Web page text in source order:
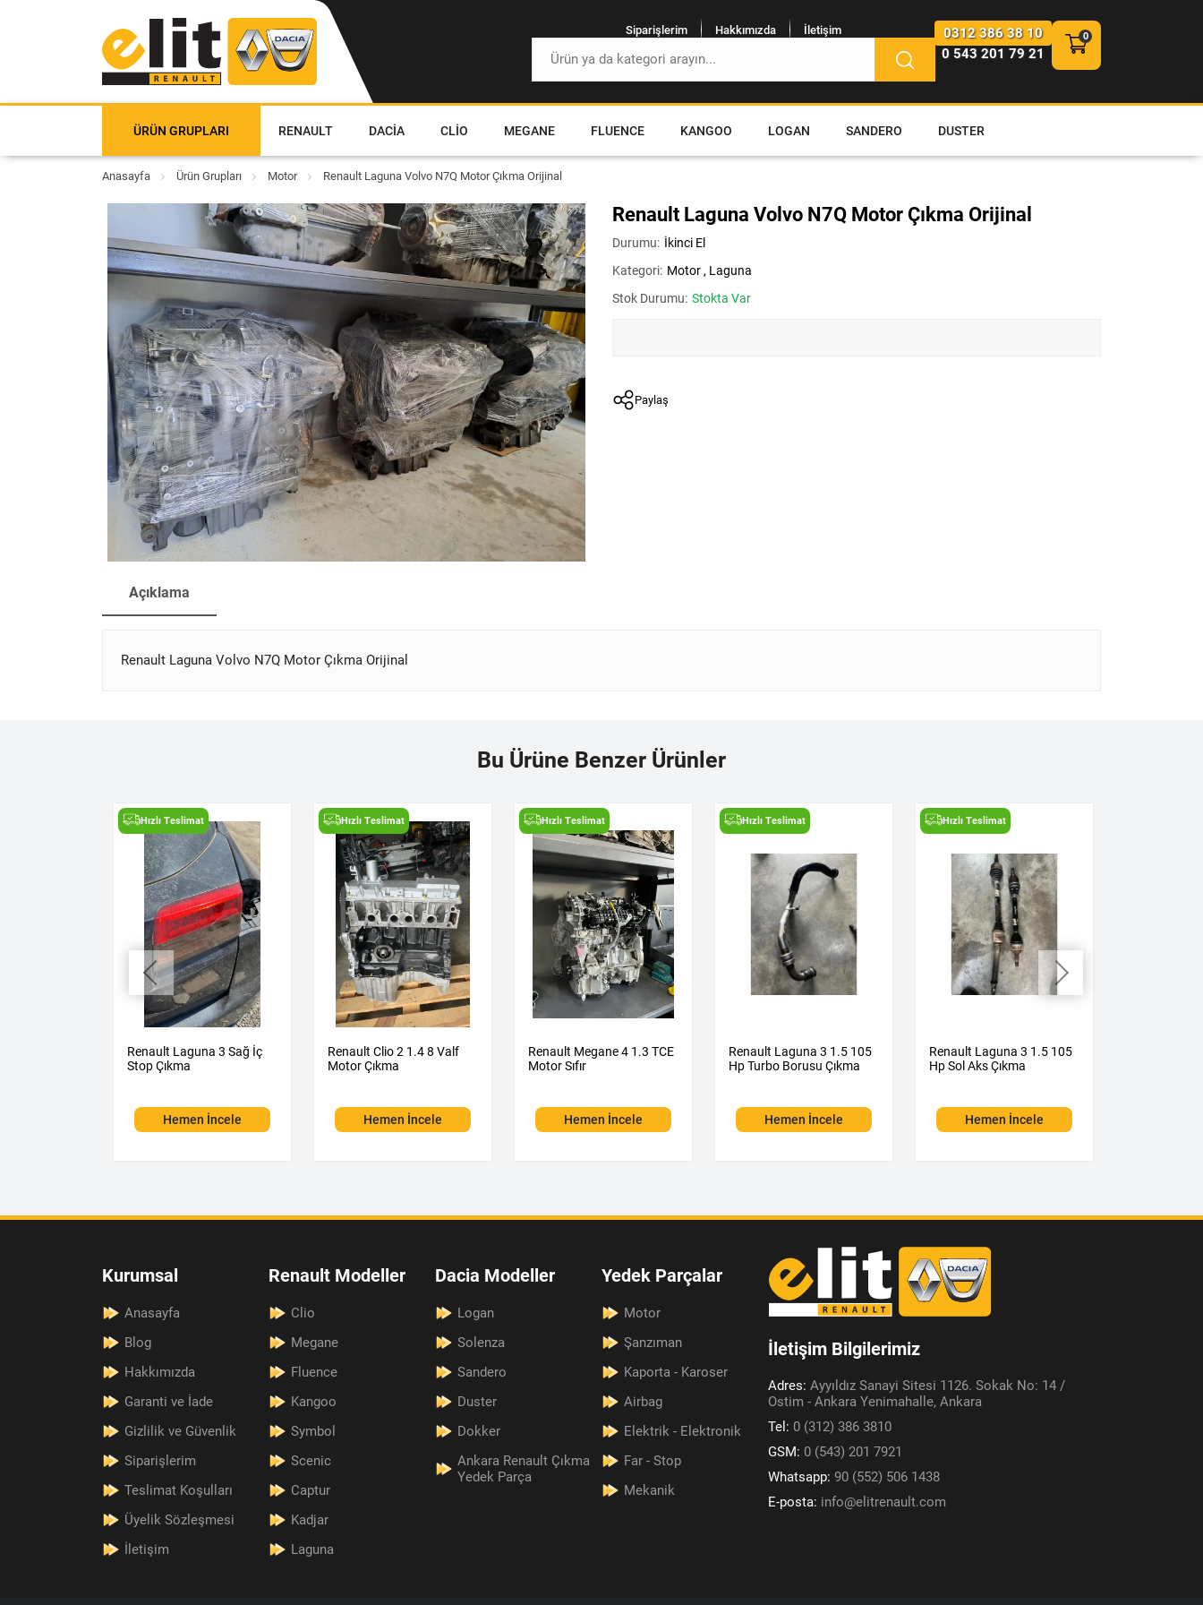
Siparişlerim Hakkımızda İletişim
0312 386 38 10
0 543 201 79 21
ÜRÜN GRUPLARI RENAULT DACIA CLIO MEGANE FLUENCE KANGOO LOGAN SANDERO DUSTER
Anasayfa Ürün Grupları Motor Renault Laguna Volvo N7Q Motor Çıkma Orijinal
Renault Laguna Volvo N7Q Motor Çıkma Orijinal
Durumu: İkinci El
Kategori: Motor , Laguna
Stok Durumu: Stokta Var
Paylaş
Açıklama
Renault Laguna Volvo N7Q Motor Çıkma Orijinal
Bu Ürüne Benzer Ürünler
Hızlı Teslimat
Renault Laguna 3 Sağ İç
Stop Çıkma
Hemen İncele
Hızlı Teslimat
Renault Clio 2 1.4 8 Valf
Motor Çıkma
Hemen İncele
Hızlı Teslimat
Renault Megane 4 1.3 TCE
Motor Sıfır
Hemen İncele
Hızlı Teslimat
Renault Laguna 3 1.5 105
Hp Turbo Borusu Çıkma
Hemen İncele
Hızlı Teslimat
Renault Laguna 3 1.5 105
Hp Sol Aks Çıkma
Hemen İncele
Kurumsal
Anasayfa
Blog
Hakkımızda
Garanti ve İade
Gizlilik ve Güvenlik
Siparişlerim
Teslimat Koşulları
Üyelik Sözleşmesi
İletişim
Renault Modeller
Clio
Megane
Fluence
Kangoo
Symbol
Scenic
Captur
Kadjar
Laguna
Dacia Modeller
Logan
Solenza
Sandero
Duster
Dokker
Ankara Renault Çıkma
Yedek Parça
Yedek Parçalar
Motor
Şanzıman
Kaporta - Karoser
Airbag
Elektrik - Elektronik
Far - Stop
Mekanik
İletişim Bilgilerimiz
Adres: Ayyıldız Sanayi Sitesi 1126. Sokak No: 14 /
Ostim - Ankara Yenimahalle, Ankara
Tel: 0 (312) 386 3810
GSM: 0 (543) 201 7921
Whatsapp: 90 (552) 506 1438
E-posta: info@elitrenault.com